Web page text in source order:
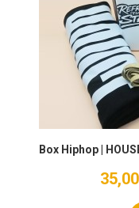
Box Hiphop |